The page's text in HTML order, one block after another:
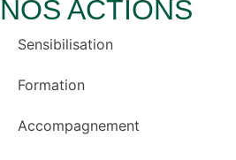
NOS ACTIONS
Sensibilisation
Formation
Accompagnement